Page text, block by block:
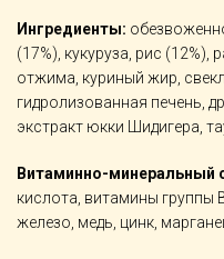
Ингредиенты:
(17%), кукуруза, рис (12%),
отжима, куриный жир,
гидролизованная печень,
экстракт юкки Шидигера,
Витаминно-минеральный
кислота, витамины группы
железо, медь, цинк,